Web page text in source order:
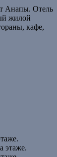
Анапы. Отель
жилой
кафе,
этаже.